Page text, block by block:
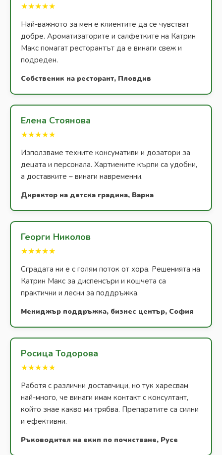
★★★★★
Най-важното за мен е клиентите да се чувстват
добре. Ароматизаторите и салфетките на Катрин
Макс помагат ресторантът да е винаги свеж и
подреден.
Собственик на ресторант, Пловдив
Елена Стоянова
★★★★★
Използваме техните консумативи и дозатори за
децата и персонала. Хартиените кърпи са удобни,
а доставките – винаги навременни.
Директор на детска градина, Варна
Георги Николов
★★★★★
Сградата ни е с голям поток от хора. Решенията на
Катрин Макс за диспенсъри и кошчета са
практични и лесни за поддръжка.
Мениджър поддръжка, бизнес център, София
Росица Тодорова
★★★★★
Работя с различни доставчици, но тук харесвам
най-много, че винаги имам контакт с консултант,
който знае какво ми трябва. Препаратите са силни
и ефективни.
Ръководител на екип по почистване, Русе